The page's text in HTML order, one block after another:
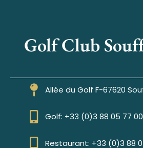
Golf Club
Allée du Golf F-67620
Golf: +33 (0)3 88 05 77 00
Restaurant: +33 (0)3 88